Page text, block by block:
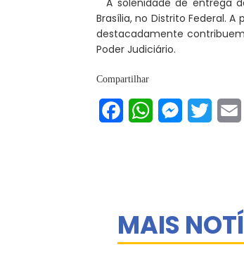
A solenidade de entrega
Brasília, no Distrito Federal.
destacadamente
Poder Judiciário.
Compartilhar
FacebookWhatsAppMessenger
Twitter
MAIS